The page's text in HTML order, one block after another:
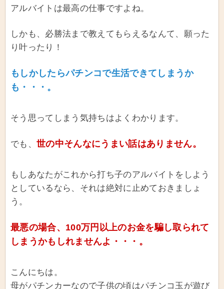
アルバイトは最高の仕事ですよね。
しかも、必勝法まで教えてもらえるなんて、願った
り叶ったり！
もしかしたらパチンコで生活できてしまうか
も・・・。
そう思ってしまう気持ちはよくわかります。
でも、世の中そんなにうまい話はありません。
もしあなたがこれから打ち子のアルバイトをしよう
としているなら、それは絶対に止めておきましょ
う。
最悪の場合、100万円以上のお金を騙し取られて
しまうかもしれませんよ・・・。
こんにちは。
母がパチンカーなので子供の頃はパチンコ玉が遊び